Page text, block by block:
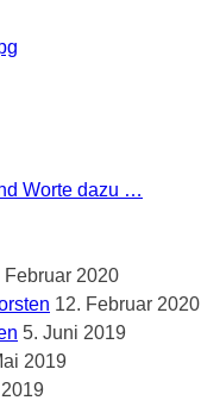
Worte dazu …
Februar 2020
12. Februar 2020
5. Juni 2019
2019